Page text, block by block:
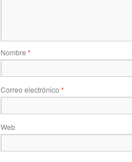
Nombre *
Correo electrónico *
Web